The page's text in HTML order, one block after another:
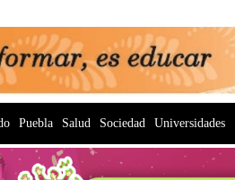
Puebla Salud Sociedad Universidades